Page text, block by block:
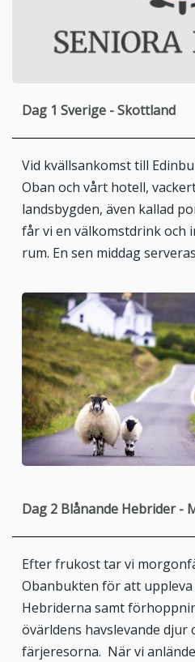
Dag 1 Sverige - Skottland
Vid kvällsankomst till
Oban och vårt hotell,
landsbygden, även kallad
får vi en välkomstdrink och
rum. En sen middag
Dag 2 Blånande Hebrider -
Efter frukost tar vi
Obanbukten för att
Hebriderna samt
övärldens havslevande djur
färjeresorna. När vi